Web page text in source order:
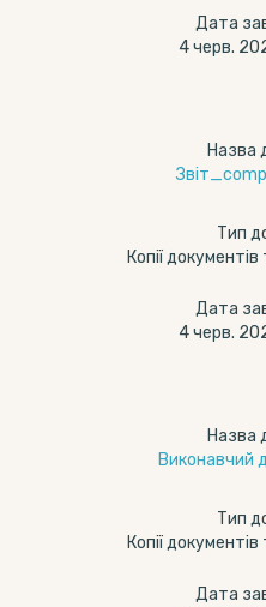
Дата
4 черв.
Назва
Тип
Копії
Дата
4 черв.
Назва
Виконавчий
Тип
Копії
Дата